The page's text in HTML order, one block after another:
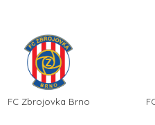
FC Zbrojovka Brno